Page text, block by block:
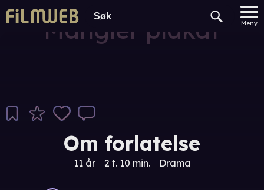
Meny
Mangler plakat
Om forlatelse
11 år 2 t. 10 min. Drama